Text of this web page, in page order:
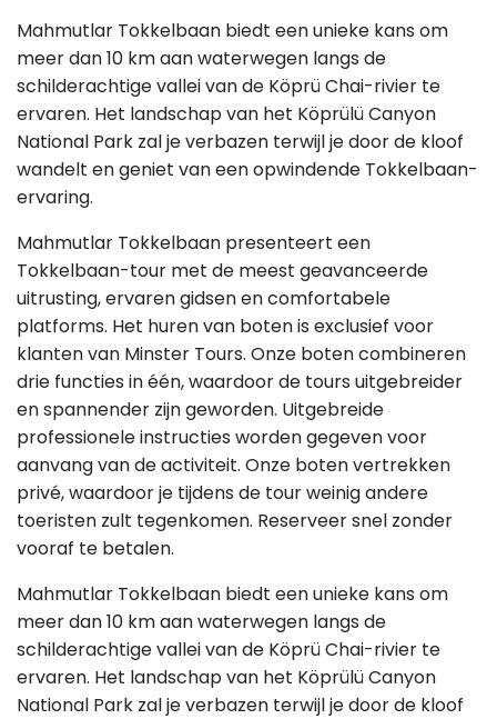
Mahmutlar Tokkelbaan biedt een unieke kans om
meer dan 10 km aan waterwegen langs de
schilderachtige vallei van de Köprü Chai-rivier te
ervaren. Het landschap van het Köprülü Canyon
National Park zal je verbazen terwijl je door de kloof
wandelt en geniet van een opwindende Tokkelbaan-
ervaring.
Mahmutlar Tokkelbaan presenteert een
Tokkelbaan-tour met de meest geavanceerde
uitrusting, ervaren gidsen en comfortabele
platforms. Het huren van boten is exclusief voor
klanten van Minster Tours. Onze boten combineren
drie functies in één, waardoor de tours uitgebreider
en spannender zijn geworden. Uitgebreide
professionele instructies worden gegeven voor
aanvang van de activiteit. Onze boten vertrekken
privé, waardoor je tijdens de tour weinig andere
toeristen zult tegenkomen. Reserveer snel zonder
vooraf te betalen.
Mahmutlar Tokkelbaan biedt een unieke kans om
meer dan 10 km aan waterwegen langs de
schilderachtige vallei van de Köprü Chai-rivier te
ervaren. Het landschap van het Köprülü Canyon
National Park zal je verbazen terwijl je door de kloof